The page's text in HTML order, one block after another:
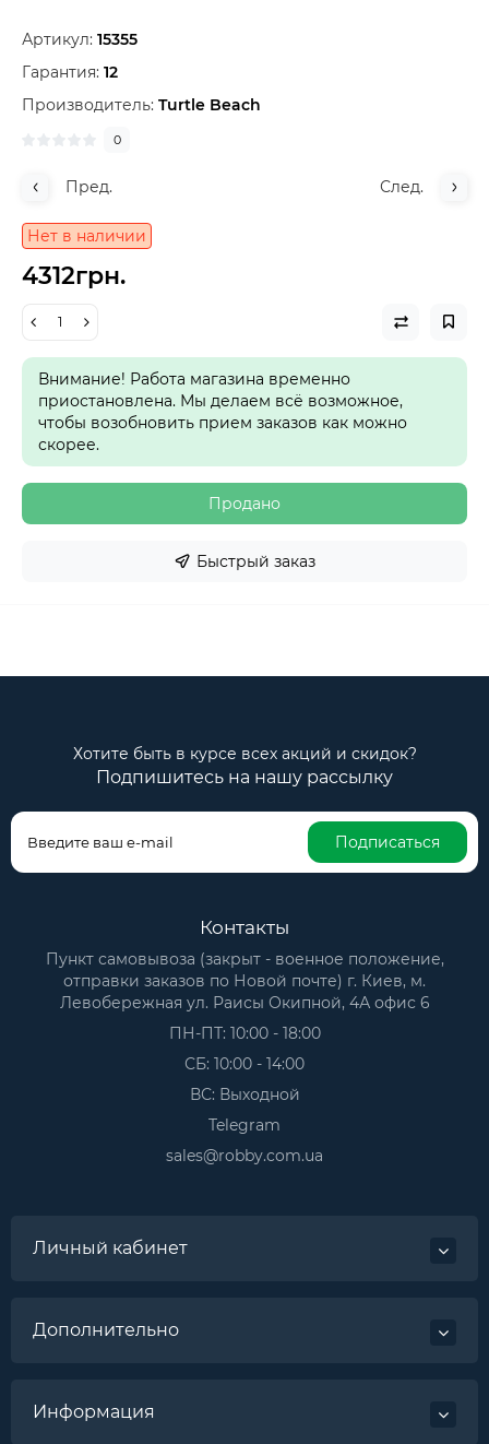
Артикул: 15355
Гарантия: 12
Производитель: Turtle Beach
0
Пред. След.
Нет в наличии
4312грн.
Внимание! Работа магазина временно
приостановлена. Мы делаем всё возможное,
чтобы возобновить прием заказов как можно
скорее.
Продано
Быстрый заказ
Хотите быть в курсе всех акций и скидок?
Подпишитесь на нашу рассылку
Подписаться
Контакты
Пункт самовывоза (закрыт - военное положение,
отправки заказов по Новой почте) г. Киев, м.
Левобережная ул. Раисы Окипной, 4А офис 6
ПН-ПТ: 10:00 - 18:00
СБ: 10:00 - 14:00
ВС: Выходной
Telegram
sales@robby.com.ua
Личный кабинет
Дополнительно
Информация